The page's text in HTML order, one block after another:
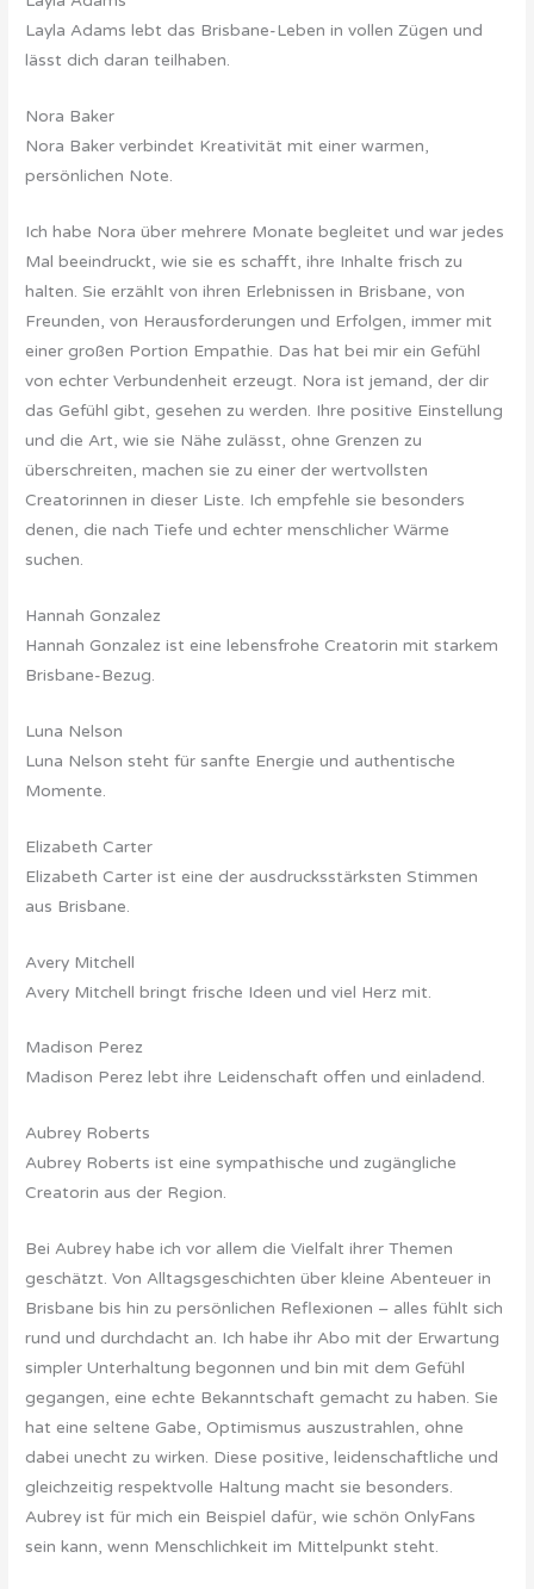
Layla Adams lebt das Brisbane-Leben in vollen Zügen und
lässt dich daran teilhaben.
Nora Baker
Nora Baker verbindet Kreativität mit einer warmen,
persönlichen Note.
Ich habe Nora über mehrere Monate begleitet und war jedes
Mal beeindruckt, wie sie es schafft, ihre Inhalte frisch zu
halten. Sie erzählt von ihren Erlebnissen in Brisbane, von
Freunden, von Herausforderungen und Erfolgen, immer mit
einer großen Portion Empathie. Das hat bei mir ein Gefühl
von echter Verbundenheit erzeugt. Nora ist jemand, der dir
das Gefühl gibt, gesehen zu werden. Ihre positive Einstellung
und die Art, wie sie Nähe zulässt, ohne Grenzen zu
überschreiten, machen sie zu einer der wertvollsten
Creatorinnen in dieser Liste. Ich empfehle sie besonders
denen, die nach Tiefe und echter menschlicher Wärme
suchen.
Hannah Gonzalez
Hannah Gonzalez ist eine lebensfrohe Creatorin mit starkem
Brisbane-Bezug.
Luna Nelson
Luna Nelson steht für sanfte Energie und authentische
Momente.
Elizabeth Carter
Elizabeth Carter ist eine der ausdrucksstärksten Stimmen
aus Brisbane.
Avery Mitchell
Avery Mitchell bringt frische Ideen und viel Herz mit.
Madison Perez
Madison Perez lebt ihre Leidenschaft offen und einladend.
Aubrey Roberts
Aubrey Roberts ist eine sympathische und zugängliche
Creatorin aus der Region.
Bei Aubrey habe ich vor allem die Vielfalt ihrer Themen
geschätzt. Von Alltagsgeschichten über kleine Abenteuer in
Brisbane bis hin zu persönlichen Reflexionen – alles fühlt sich
rund und durchdacht an. Ich habe ihr Abo mit der Erwartung
simpler Unterhaltung begonnen und bin mit dem Gefühl
gegangen, eine echte Bekanntschaft gemacht zu haben. Sie
hat eine seltene Gabe, Optimismus auszustrahlen, ohne
dabei unecht zu wirken. Diese positive, leidenschaftliche und
gleichzeitig respektvolle Haltung macht sie besonders.
Aubrey ist für mich ein Beispiel dafür, wie schön OnlyFans
sein kann, wenn Menschlichkeit im Mittelpunkt steht.